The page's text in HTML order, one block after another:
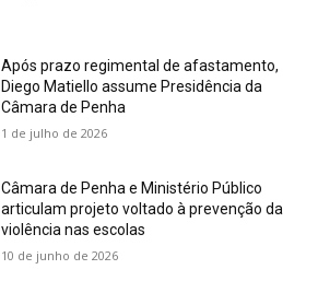
Após prazo regimental de afastamento,
Diego Matiello assume Presidência da
Câmara de Penha
1 de julho de 2026
Câmara de Penha e Ministério Público
articulam projeto voltado à prevenção da
violência nas escolas
10 de junho de 2026